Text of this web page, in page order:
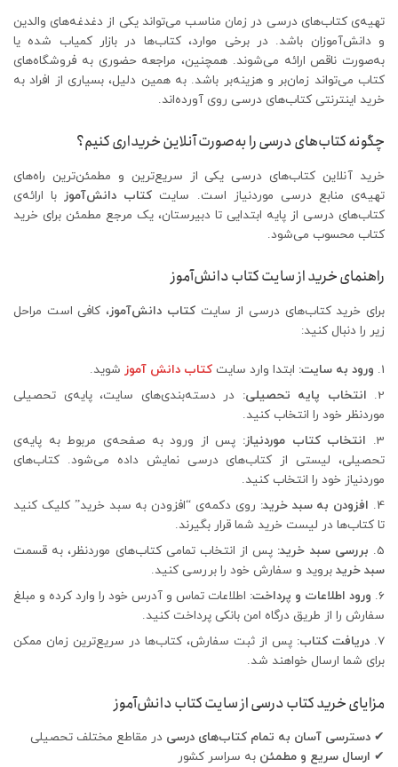
تهیه‌ی کتاب‌های درسی در زمان مناسب می‌تواند یکی از دغدغه‌های والدین
و دانش‌آموزان باشد. در برخی موارد، کتاب‌ها در بازار کمیاب شده یا
به‌صورت ناقص ارائه می‌شوند. همچنین، مراجعه حضوری به فروشگاه‌های
کتاب می‌تواند زمان‌بر و هزینه‌بر باشد. به همین دلیل، بسیاری از افراد به
خرید اینترنتی کتاب‌های درسی روی آورده‌اند.
چگونه کتاب‌های درسی را به‌صورت آنلاین خریداری کنیم؟
خرید آنلاین کتاب‌های درسی یکی از سریع‌ترین و مطمئن‌ترین راه‌های
تهیه‌ی منابع درسی موردنیاز است. سایت کتاب دانش‌آموز با ارائه‌ی
کتاب‌های درسی از پایه ابتدایی تا دبیرستان، یک مرجع مطمئن برای خرید
کتاب محسوب می‌شود.
راهنمای خرید از سایت کتاب دانش‌آموز
برای خرید کتاب‌های درسی از سایتکتاب دانش‌آموز، کافی است مراحل
زیر را دنبال کنید:
ورود به سایت: ابتدا وارد سایت کتاب دانش آموز شوید.
انتخاب پایه تحصیلی: در دسته‌بندی‌های سایت، پایه‌ی تحصیلی
موردنظر خود را انتخاب کنید.
انتخاب کتاب موردنیاز: پس از ورود به صفحه‌ی مربوط به پایه‌ی
تحصیلی، لیستی از کتاب‌های درسی نمایش داده می‌شود. کتاب‌های
موردنیاز خود را انتخاب کنید.
افزودن به سبد خرید: روی دکمه‌ی “افزودن به سبد خرید” کلیک کنید
تا کتاب‌ها در لیست خرید شما قرار بگیرند.
بررسی سبد خرید: پس از انتخاب تمامی کتاب‌های موردنظر، به قسمت
سبد خرید بروید و سفارش خود را بررسی کنید.
ورود اطلاعات و پرداخت: اطلاعات تماس و آدرس خود را وارد کرده و مبلغ
سفارش را از طریق درگاه امن بانکی پرداخت کنید.
دریافت کتاب: پس از ثبت سفارش، کتاب‌ها در سریع‌ترین زمان ممکن
برای شما ارسال خواهند شد.
مزایای خرید کتاب درسی از سایت کتاب دانش‌آموز
✔ دسترسی آسان به تمام کتاب‌های درسی در مقاطع مختلف تحصیلی
✔ ارسال سریع و مطمئن به سراسر کشور